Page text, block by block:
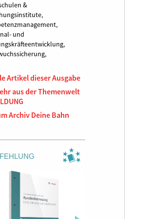
&
und
Artikel dieser Ausgabe
aus der Themenwelt
Archiv Deine Bahn